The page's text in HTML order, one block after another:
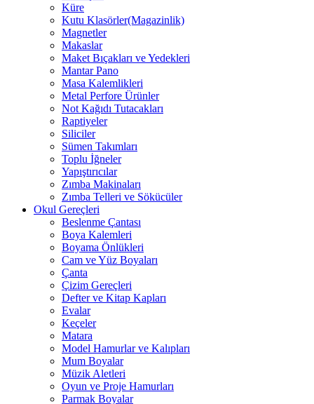
Küre
Kutu Klasörler(Magazinlik)
Magnetler
Makaslar
Maket Bıçakları ve Yedekleri
Mantar Pano
Masa Kalemlikleri
Metal Perfore Ürünler
Not Kağıdı Tutacakları
Raptiyeler
Siliciler
Sümen Takımları
Toplu İğneler
Yapıştırıcılar
Zımba Makinaları
Zımba Telleri ve Sökücüler
Okul Gereçleri
Beslenme Çantası
Boya Kalemleri
Boyama Önlükleri
Cam ve Yüz Boyaları
Çanta
Çizim Gereçleri
Defter ve Kitap Kapları
Evalar
Keçeler
Matara
Model Hamurlar ve Kalıpları
Mum Boyalar
Müzik Aletleri
Oyun ve Proje Hamurları
Parmak Boyalar